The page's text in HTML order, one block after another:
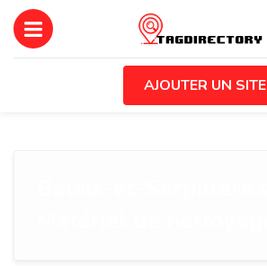
AJOUTER UN SITE